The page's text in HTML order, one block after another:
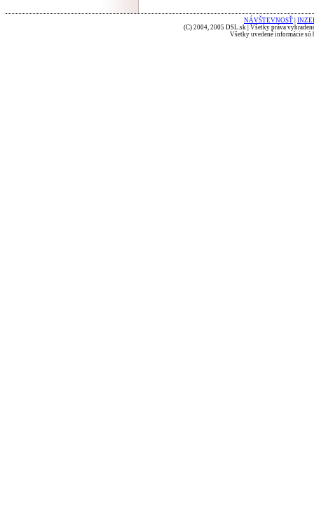
NÁVŠTEVNOSŤ
(C) 2004, 2005 DSL.sk | Všetky práva
Všetky uvedené informácie sú